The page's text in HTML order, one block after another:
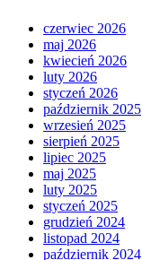
czerwiec 2026
maj 2026
kwiecień 2026
luty 2026
styczeń 2026
październik 2025
wrzesień 2025
sierpień 2025
lipiec 2025
maj 2025
luty 2025
styczeń 2025
grudzień 2024
listopad 2024
październik 2024